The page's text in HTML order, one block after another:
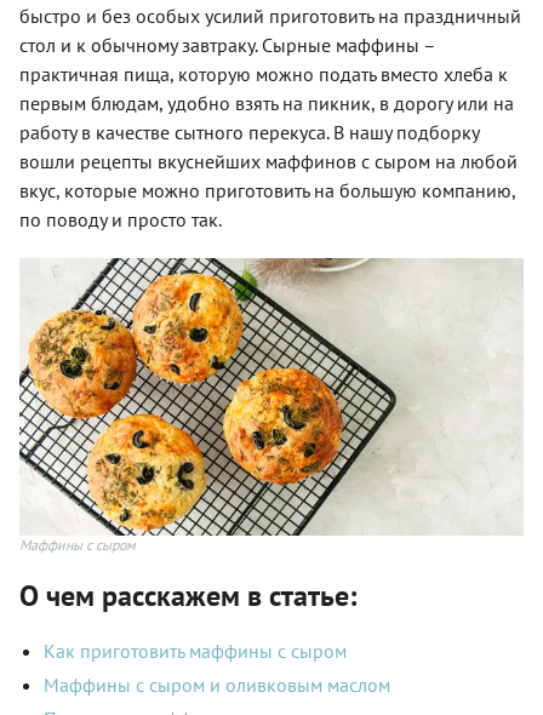
быстро и без особых усилий приготовить на праздничный
стол и к обычному завтраку. Сырные маффины –
практичная пища, которую можно подать вместо хлеба к
первым блюдам, удобно взять на пикник, в дорогу или на
работу в качестве сытного перекуса. В нашу подборку
вошли рецепты вкуснейших маффинов с сыром на любой
вкус, которые можно приготовить на большую компанию,
по поводу и просто так.
Маффины с сыром
О чем расскажем в статье:
Как приготовить маффины с сыром
Маффины с сыром и оливковым маслом